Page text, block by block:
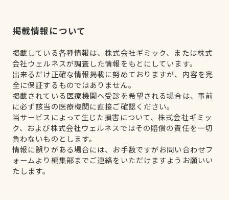
掲載情報について
掲載している各種情報は、株式会社ギミック、または株式
会社ウェルネスが調査した情報をもとにしています。
出来るだけ正確な情報掲載に努めておりますが、内容を完
全に保証するものではありません。
掲載されている医療機関へ受診を希望される場合は、事前
に必ず該当の医療機関に直接ご確認ください。
当サービスによって生じた損害について、株式会社ギミッ
ク、および株式会社ウェルネスではその賠償の責任を一切
負わないものとします。
情報に誤りがある場合には、お手数ですがお問い合わせフ
ォームより編集部までご連絡をいただけますようお願いい
たします。